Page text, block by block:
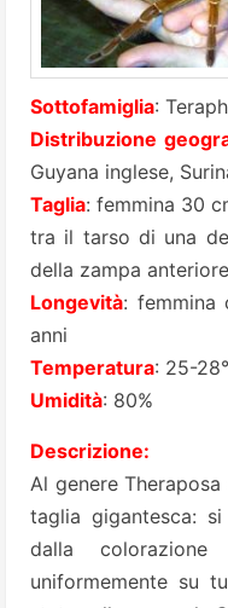
Sottofamiglia:
Distribuzione
Guyana inglese,
Taglia: femmina 30
tra il tarso di una
della zampa
Longevità: femmina
anni
Temperatura: 25-
Umidità: 80%
Descrizione:
Al genere
taglia gigantesca:
dalla colorazione
uniformemente su